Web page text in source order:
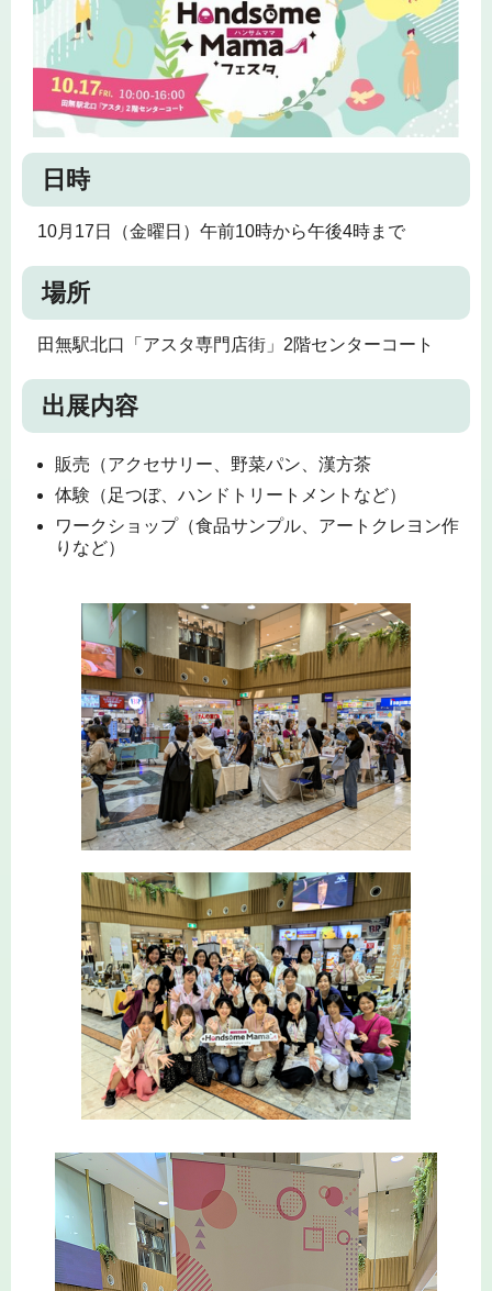
日時
10月17日（金曜日）午前10時から午後4時まで
場所
田無駅北口「アスタ専門店街」2階センターコート
出展内容
販売（アクセサリー、野菜パン、漢方茶
体験（足つぼ、ハンドトリートメントなど）
ワークショップ（食品サンプル、アートクレヨン作
りなど）